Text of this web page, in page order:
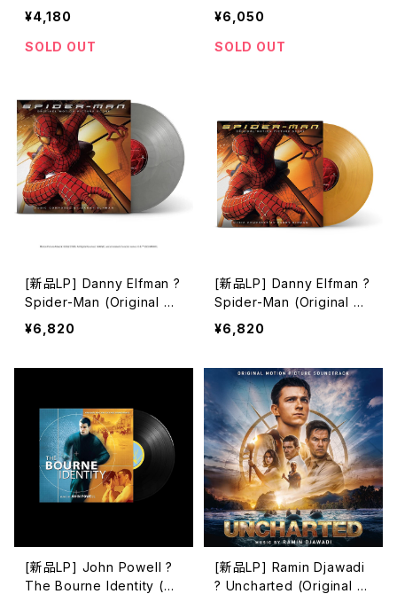
ure Soundtrack (Limited
Edition, Picture Disc) /
トップガン
¥4,180
SOLD OUT
us Basterds (Limited Edi
tion, Red Translucent [B
lood-Red] Vinyl) / イン
¥6,050
SOLD OUT
[新品LP] Danny Elfman ?
Spider-Man (Original M
otion Picture Score) Sil
ver Vinyl / スパイダーマン
¥6,820
[新品LP] Danny Elfman ?
Spider-Man (Original M
otion Picture Score) Go
ld Vinyl / スパイダーマン
¥6,820
[新品LP] John Powell ?
The Bourne Identity (Or
[新品LP] Ramin Djawadi
? Uncharted (Original M